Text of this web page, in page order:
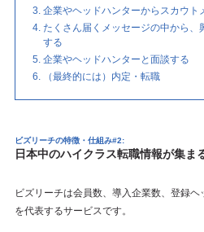
企業やヘッドハンターからスカウト
たくさん届くメッセージの中から、
する
企業やヘッドハンターと面談する
（最終的には）内定・転職
ビズリーチの特徴・仕組み#2:
日本中のハイクラス転職情報が集ま
ビズリーチは会員数、導入企業数、登録
を代表するサービスです。